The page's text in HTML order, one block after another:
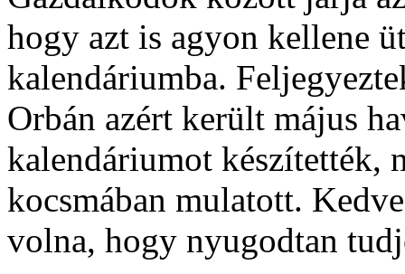
hogy azt is agyon kellene
kalendáriumba.
Orbán azért került május
kalendáriumot készítették,
kocsmában mulatott.
volna, hogy nyugodtan